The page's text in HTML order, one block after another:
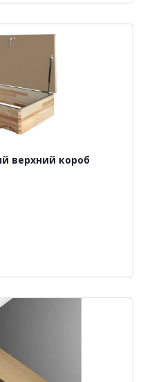
верхний короб